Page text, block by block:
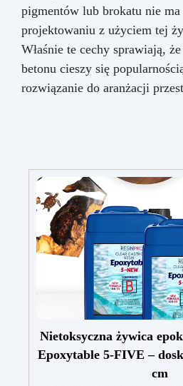
pigmentów lub brokatu nie
projektowaniu z użyciem tej
Właśnie te cechy sprawiają,
betonu cieszy się
rozwiązanie do aranżacji
Nietoksyczna żywica
Epoxytable 5-FIVE –
cm